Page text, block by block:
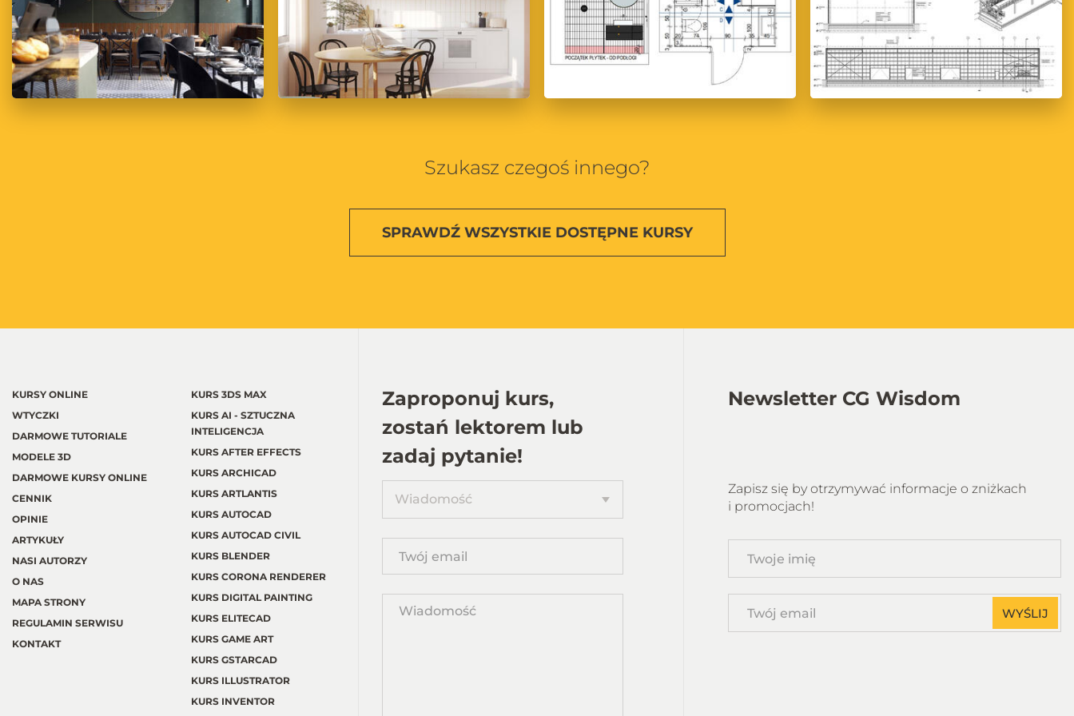
Szukasz czegoś innego?
SPRAWDŹ WSZYSTKIEDOSTĘPNE KURSY
KURSY ONLINE
WTYCZKI
DARMOWE TUTORIALE
MODELE 3D
DARMOWE KURSY ONLINE
CENNIK
OPINIE
ARTYKUŁY
NASI AUTORZY
O NAS
MAPA STRONY
REGULAMIN SERWISU
KONTAKT
KURS 3DS MAX
KURS AI - SZTUCZNA
INTELIGENCJA
KURS AFTER EFFECTS
KURS ARCHICAD
KURS ARTLANTIS
KURS AUTOCAD
KURS AUTOCAD CIVIL
KURS BLENDER
KURS CORONA RENDERER
KURS DIGITAL PAINTING
KURS ELITECAD
KURS GAME ART
KURS GSTARCAD
KURS ILLUSTRATOR
KURS INVENTOR
Zaproponuj kurs,
zostań lektorem lub
zadaj pytanie!
kurs
Wiadomość
email
Wpisz
propozycję
Newsletter CG Wisdom
Zapisz się by otrzymywać informacje o zniżkach
i promocjach!
imię
email
WYŚLIJ